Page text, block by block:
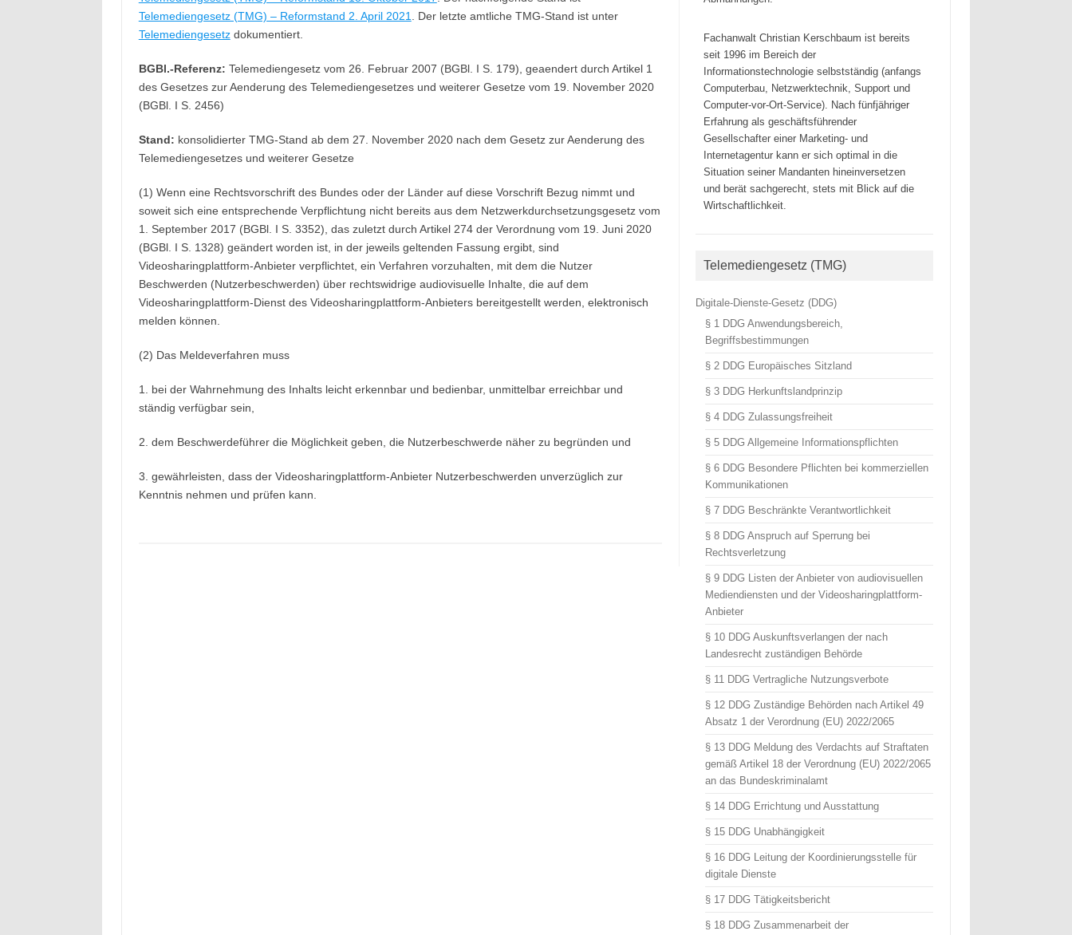
Telemediengesetz (TMG) – Reformstand 2. April 2021
. Der letzte amtliche TMG-Stand ist unter
Telemediengesetzdokumentiert.
BGBl.-Referenz: Telemediengesetz vom 26. Februar 2007 (BGBl. I S. 179), geaendert durch Artikel 1
des Gesetzes zur Aenderung des Telemediengesetzes und weiterer Gesetze vom 19. November 2020
(BGBl. I S. 2456)
Stand: konsolidierter TMG-Stand ab dem 27. November 2020 nach dem Gesetz zur Aenderung des
Telemediengesetzes und weiterer Gesetze
(1) Wenn eine Rechtsvorschrift des Bundes oder der Länder auf diese Vorschrift Bezug nimmt und
soweit sich eine entsprechende Verpflichtung nicht bereits aus dem Netzwerkdurchsetzungsgesetz vom
1. September 2017 (BGBl. I S. 3352), das zuletzt durch Artikel 274 der Verordnung vom 19. Juni 2020
(BGBl. I S. 1328) geändert worden ist, in der jeweils geltenden Fassung ergibt, sind
Videosharingplattform-Anbieter verpflichtet, ein Verfahren vorzuhalten, mit dem die Nutzer
Beschwerden (Nutzerbeschwerden) über rechtswidrige audiovisuelle Inhalte, die auf dem
Videosharingplattform-Dienst des Videosharingplattform-Anbieters bereitgestellt werden, elektronisch
melden können.
(2) Das Meldeverfahren muss
1. bei der Wahrnehmung des Inhalts leicht erkennbar und bedienbar, unmittelbar erreichbar und
ständig verfügbar sein,
2. dem Beschwerdeführer die Möglichkeit geben, die Nutzerbeschwerde näher zu begründen und
3. gewährleisten, dass der Videosharingplattform-Anbieter Nutzerbeschwerden unverzüglich zur
Kenntnis nehmen und prüfen kann.
Fachanwalt Christian Kerschbaum ist bereits
seit 1996 im Bereich der
Informationstechnologie selbstständig (anfangs
Computerbau, Netzwerktechnik, Support und
Computer-vor-Ort-Service). Nach fünfjähriger
Erfahrung als geschäftsführender
Gesellschafter einer Marketing- und
Internetagentur kann er sich optimal in die
Situation seiner Mandanten hineinversetzen
und berät sachgerecht, stets mit Blick auf die
Wirtschaftlichkeit.
Telemediengesetz (TMG)
Digitale-Dienste-Gesetz (DDG)
§ 1 DDG Anwendungsbereich,
Begriffsbestimmungen
§ 2 DDG Europäisches Sitzland
§ 3 DDG Herkunftslandprinzip
§ 4 DDG Zulassungsfreiheit
§ 5 DDG Allgemeine Informationspflichten
§ 6 DDG Besondere Pflichten bei kommerziellen
Kommunikationen
§ 7 DDG Beschränkte Verantwortlichkeit
§ 8 DDG Anspruch auf Sperrung bei
Rechtsverletzung
§ 9 DDG Listen der Anbieter von audiovisuellen
Mediendiensten und der Videosharingplattform-
Anbieter
§ 10 DDG Auskunftsverlangen der nach
Landesrecht zuständigen Behörde
§ 11 DDG Vertragliche Nutzungsverbote
§ 12 DDG Zuständige Behörden nach Artikel 49
Absatz 1 der Verordnung (EU) 2022/2065
§ 13 DDG Meldung des Verdachts auf Straftaten
gemäß Artikel 18 der Verordnung (EU) 2022/2065
an das Bundeskriminalamt
§ 14 DDG Errichtung und Ausstattung
§ 15 DDG Unabhängigkeit
§ 16 DDG Leitung der Koordinierungsstelle für
digitale Dienste
§ 17 DDG Tätigkeitsbericht
§ 18 DDG Zusammenarbeit der